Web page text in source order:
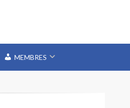
MEMBRES